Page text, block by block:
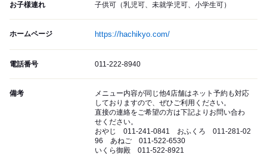
お子様連れ 子供可（乳児可、未就学児可、小学生可）
ホームページ https://hachikyo.com/
電話番号 011-222-8940
備考
メニュー内容が同じ他4店舗はネット予約も対応
しておりますので、ぜひご利用ください。
直接の連絡をご希望の方は下記よりお問い合わ
せください。
おやじ 011-241-0841 おふくろ 011-281-02
96 あねご 011-522-6530
いくら御殿 011-522-8921